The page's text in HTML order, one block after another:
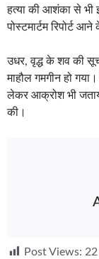
हत्या की आशंका से भी
पोस्टमार्टम रिपोर्ट
उधर, वृद्ध के शव की
माहौल गमगीन हो
लेकर आक्रोश भी
की।
Post Views: 22